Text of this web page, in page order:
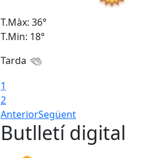
T.Màx: 36°
T.Min: 18°
Tarda
1
2
AnteriorSegüent
Butlletí digital